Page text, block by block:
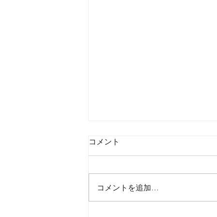
コメント
コメントを追加…